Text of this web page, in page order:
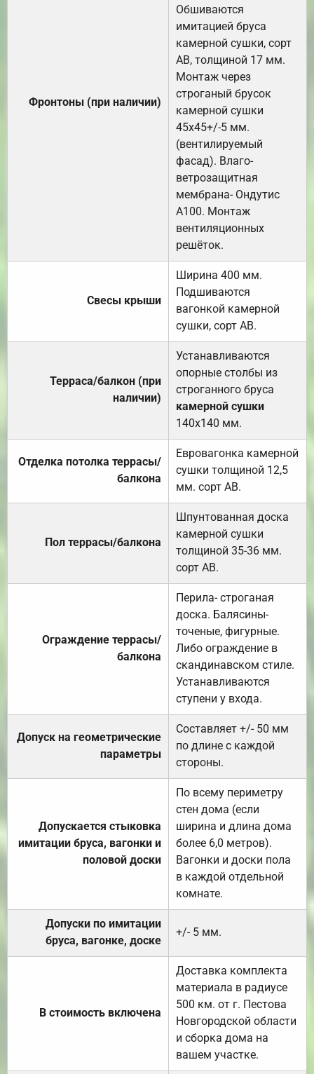
Фронтоны (при наличии)
Обшиваются
имитацией бруса
камерной сушки, сорт
АВ, толщиной 17 мм.
Монтаж через
строганый брусок
камерной сушки
45х45+/-5 мм.
(вентилируемый
фасад). Влаго-
ветрозащитная
мембрана- Ондутис
А100. Монтаж
вентиляционных
решёток.
Свесы крыши
Ширина 400 мм.
Подшиваются
вагонкой камерной
сушки, сорт АВ.
Терраса/балкон (при
наличии)
Устанавливаются
опорные столбы из
строганного бруса
камерной сушки
140х140 мм.
Отделка потолка террасы/
балкона
Евровагонка камерной
сушки толщиной 12,5
мм. сорт АВ.
Пол террасы/балкона
Шпунтованная доска
камерной сушки
толщиной 35-36 мм.
сорт АВ.
Ограждение террасы/
балкона
Перила- строганая
доска. Балясины-
точеные, фигурные.
Либо ограждение в
скандинавском стиле.
Устанавливаются
ступени у входа.
Допуск на геометрические
параметры
Составляет +/- 50 мм
по длине с каждой
стороны.
Допускается стыковка
имитации бруса, вагонки и
половой доски
По всему периметру
стен дома (если
ширина и длина дома
более 6,0 метров).
Вагонки и доски пола
в каждой отдельной
комнате.
Допуски по имитации
бруса, вагонке, доске
+/- 5 мм.
В стоимость включена
Доставка комплекта
материала в радиусе
500 км. от г. Пестова
Новгородской области
и сборка дома на
вашем участке.